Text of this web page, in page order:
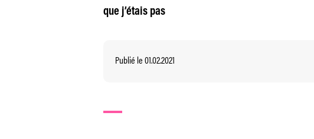
que j’étais pas
Publié le 01.02.2021